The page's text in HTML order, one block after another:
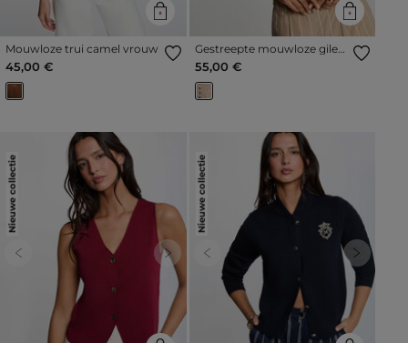
Mouwloze trui camel vrouw
45,00 €
Gestreepte mouwloze gilet
taupe vrouw
55,00 €
Nieuwe collectie
Previous Next
Nieuwe collectie
Previous Next